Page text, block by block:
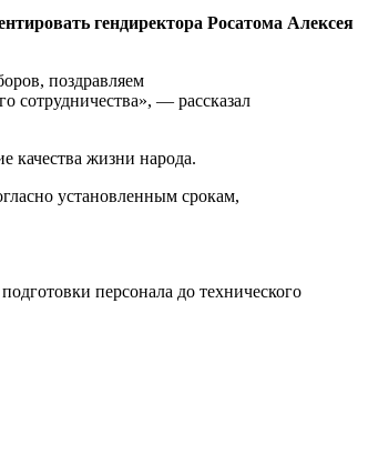
гендиректора Росатома Алексея
поздравляем
сотрудничества», — рассказал
качества жизни народа.
установленным срокам,
персонала до технического